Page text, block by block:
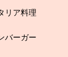
リア料理
バーガー